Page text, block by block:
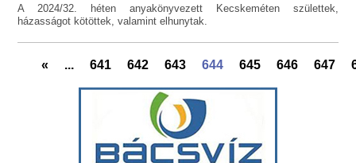
A 2024/32. héten anyakönyvezett Kecskeméten születtek,
házasságot kötöttek, valamint elhunytak.
« ... 641 642 643 644 645 646 647